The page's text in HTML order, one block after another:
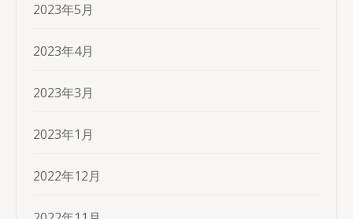
2023年5月
2023年4月
2023年3月
2023年1月
2022年12月